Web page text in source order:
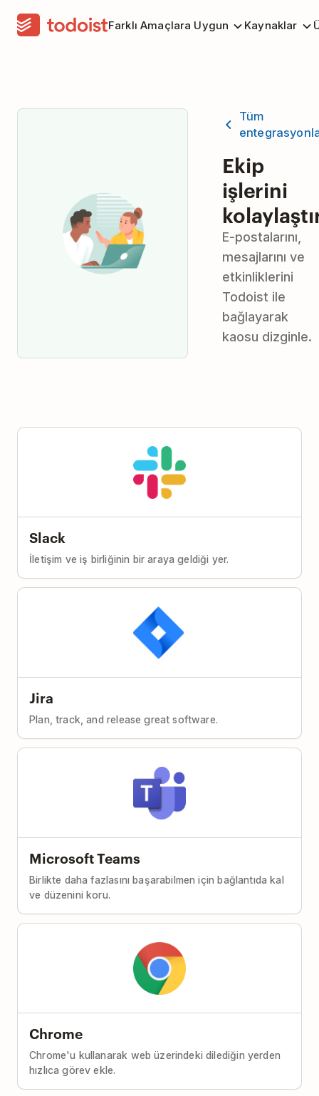
Farklı Amaçlara Uygun Kaynaklar
Tüm
Ekip
işlerini
E-postalarını,
mesajlarını ve
etkinliklerini
Todoist ile
bağlayarak
kaosu dizginle.
Slack
İletişim ve iş birliğinin bir araya geldiği yer.
Jira
Plan, track, and release great software.
Microsoft Teams
Birlikte daha fazlasını başarabilmen için bağlantıda kal
ve düzenini koru.
Chrome
Chrome'u kullanarak web üzerindeki dilediğin yerden
hızlıca görev ekle.